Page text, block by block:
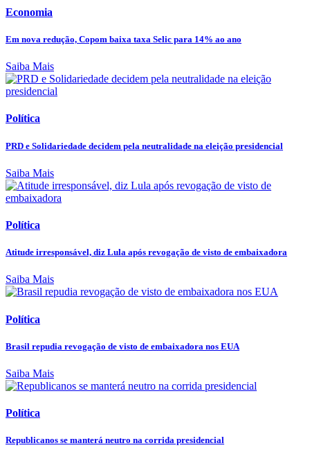
Economia
Em nova redução, Copom baixa taxa Selic para 14% ao ano
Saiba Mais
Política
PRD e Solidariedade decidem pela neutralidade na eleição presidencial
Saiba Mais
Política
Atitude irresponsável, diz Lula após revogação de visto de embaixadora
Saiba Mais
Política
Brasil repudia revogação de visto de embaixadora nos EUA
Saiba Mais
Política
Republicanos se manterá neutro na corrida presidencial